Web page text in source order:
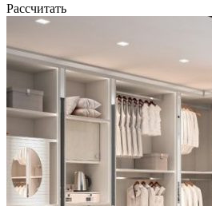
Рассчитать